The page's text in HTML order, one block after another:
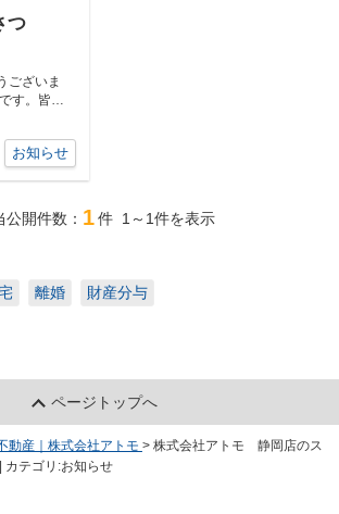
つ
ございま
す。皆
お過ごしで
お知らせ
公開件数： 1件 1～1件を表示
離婚 財産分与
ページトップへ
動産｜株式会社アトモ > 株式会社アトモ 静岡店のス
カテゴリ:お知らせ